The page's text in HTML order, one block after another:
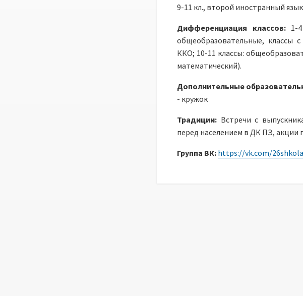
9-11 кл., второй иностранный язык
Дифференциация классов: 1-
общеобразовательные, классы
ККО; 10-11 классы:
математический).
Дополнительные
- кружок
Традиции: Встречи с
перед населением в ДК ПЗ,
Группа ВК: https://vk.com/